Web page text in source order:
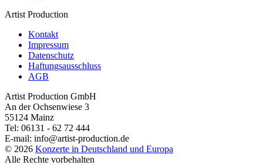
Artist Production
Kontakt
Impressum
Datenschutz
Haftungsausschluss
AGB
Artist Production GmbH
An der Ochsenwiese 3
55124 Mainz
Tel: 06131 - 62 72 444
E-mail: info@artist-production.de
© 2026 Konzerte in Deutschland und Europa
Alle Rechte vorbehalten